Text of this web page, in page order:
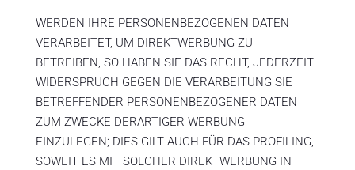
WERDEN IHRE PERSONENBEZOGENEN DATEN
VERARBEITET, UM DIREKTWERBUNG ZU
BETREIBEN, SO HABEN SIE DAS RECHT, JEDERZEIT
WIDERSPRUCH GEGEN DIE VERARBEITUNG SIE
BETREFFENDER PERSONENBEZOGENER DATEN
ZUM ZWECKE DERARTIGER WERBUNG
EINZULEGEN; DIES GILT AUCH FÜR DAS PROFILING,
SOWEIT ES MIT SOLCHER DIREKTWERBUNG IN